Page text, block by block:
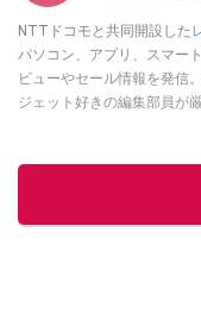
NTTドコモと共同開設した
パソコン、アプリ、スマー
ビューやセール情報を発信
ジェット好きの編集部員が